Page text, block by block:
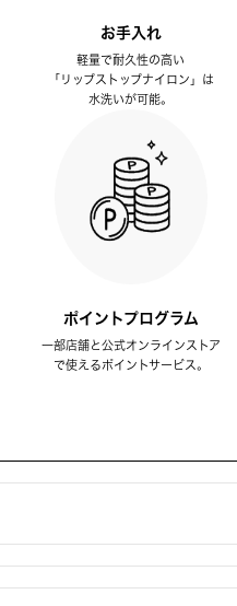
お手入れ
軽量で耐久性の高い
「リップストップナイロン」は
水洗いが可能。
ポイントプログラム
一部店舗と公式オンラインストア
で使えるポイントサービス。